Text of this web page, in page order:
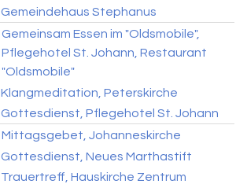
Gemeindehaus Stephanus
Gemeinsam Essen im "Oldsmobile",
Pflegehotel St. Johann, Restaurant
"Oldsmobile"
Klangmeditation, Peterskirche
Gottesdienst, Pflegehotel St. Johann
Mittagsgebet, Johanneskirche
Gottesdienst, Neues Marthastift
Trauertreff, Hauskirche Zentrum